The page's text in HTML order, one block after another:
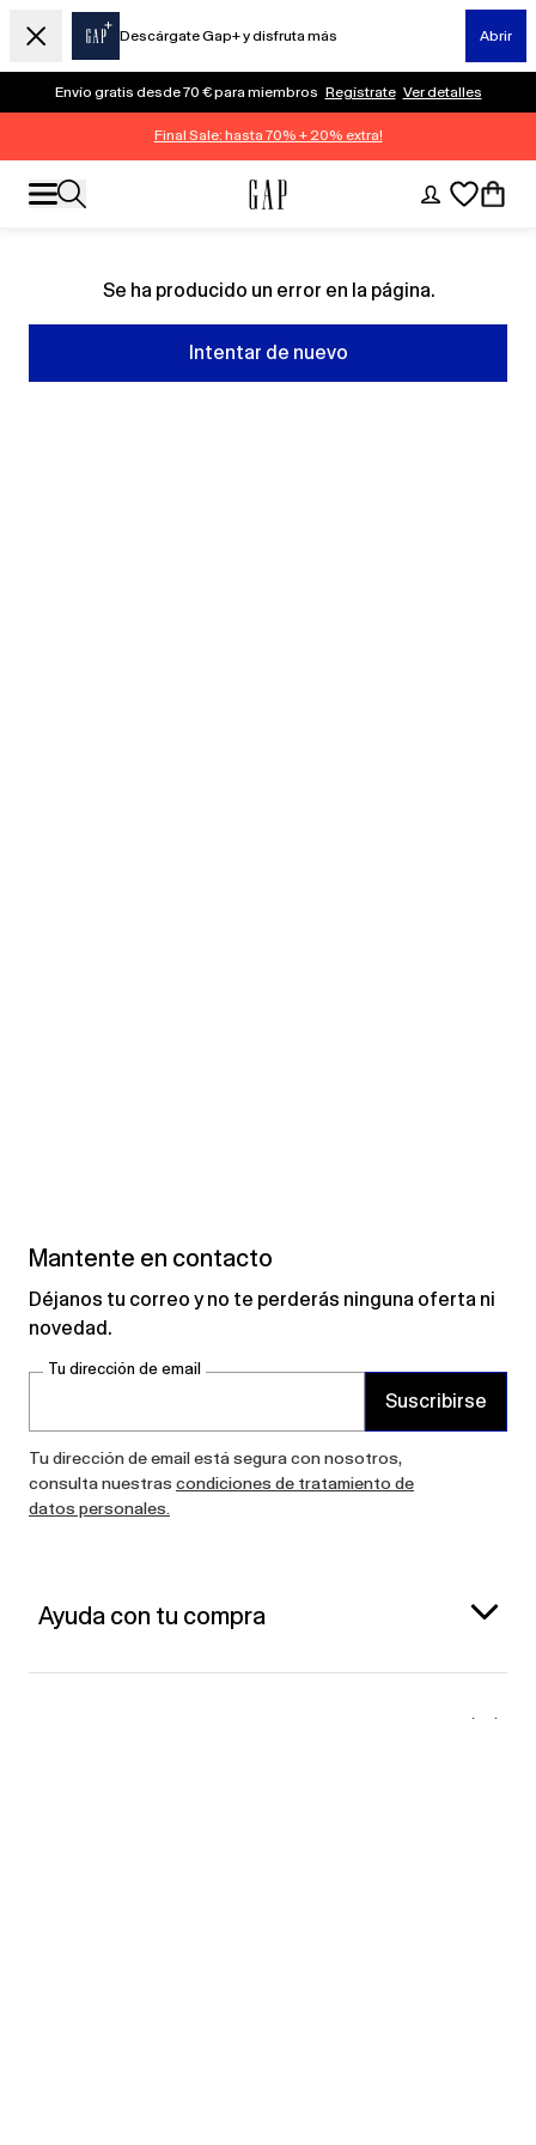
Descárgate Gap+ y disfruta más Abrir
Envío gratis desde 70 € para miembros Regístrate Ver detalles
Final Sale: hasta 70% + 20% extra!
Se ha producido un error en la página.
Intentar de nuevo
Mantente en contacto
Déjanos tu correo y no te perderás ninguna oferta ni
novedad.
Tu dirección de email
Suscribirse
Tu dirección de email está segura con nosotros,
consulta nuestras condiciones de tratamiento de
datos personales.
Ayuda con tu compra